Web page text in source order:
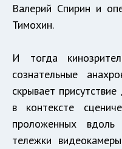
Валерий Спирин и
Тимохин.
И тогда
сознательные
скрывает
в контексте
проложенных
тележки